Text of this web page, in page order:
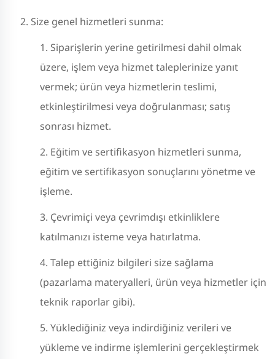
Size genel hizmetleri sunma:
Siparişlerin yerine getirilmesi dahil olmak
üzere, işlem veya hizmet taleplerinize yanıt
vermek; ürün veya hizmetlerin teslimi,
etkinleştirilmesi veya doğrulanması; satış
sonrası hizmet.
Eğitim ve sertifikasyon hizmetleri sunma,
eğitim ve sertifikasyon sonuçlarını yönetme ve
işleme.
Çevrimiçi veya çevrimdışı etkinliklere
katılmanızı isteme veya hatırlatma.
Talep ettiğiniz bilgileri size sağlama
(pazarlama materyalleri, ürün veya hizmetler için
teknik raporlar gibi).
Yüklediğiniz veya indirdiğiniz verileri ve
yükleme ve indirme işlemlerini gerçekleştirmek